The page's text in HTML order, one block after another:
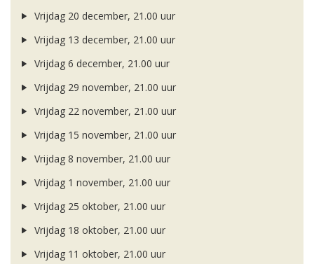
Vrijdag 20 december, 21.00 uur
Vrijdag 13 december, 21.00 uur
Vrijdag 6 december, 21.00 uur
Vrijdag 29 november, 21.00 uur
Vrijdag 22 november, 21.00 uur
Vrijdag 15 november, 21.00 uur
Vrijdag 8 november, 21.00 uur
Vrijdag 1 november, 21.00 uur
Vrijdag 25 oktober, 21.00 uur
Vrijdag 18 oktober, 21.00 uur
Vrijdag 11 oktober, 21.00 uur